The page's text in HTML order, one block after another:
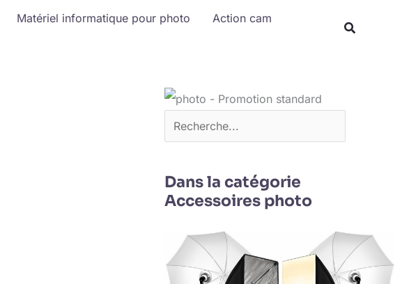
Matériel informatique pour photo
Action cam
Rechercher
Dans la catégorie
Accessoires photo